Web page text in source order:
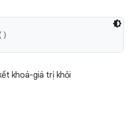
khoá-giá trị khỏi